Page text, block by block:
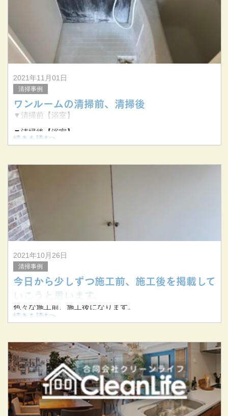
2021年11月01日
清掃事例
ワンルームの清掃前、清掃後
▼清掃前【浴室】
▼清掃後【浴室】
▼清掃前【キッチン】
▼清掃後【キッチン】
▼清掃前【窓】
▼清掃後【窓】
続きを読む>
2021年10月26日
清掃事例
今日から少しずつ施工前、施工後を掲載して
いこうと思います。
色々な施工前、施工後になります。
少しずつですが今後も掲載していきたいと思います。
続きを読む>